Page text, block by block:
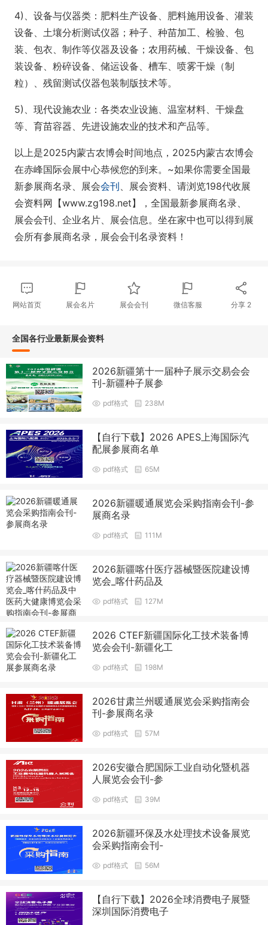
4)、设备与仪器类：肥料生产设备、肥料施用设备、灌装
设备、土壤分析测试仪器；种子、种苗加工、检验、包
装、包衣、制作等仪器及设备；农用药械、干燥设备、包
装设备、粉碎设备、储运设备、槽车、喷雾干燥（制
粒）、残留测试仪器包装制版技术等。
5)、现代设施农业：各类农业设施、温室材料、干燥盘
等、育苗容器、先进设施农业的技术和产品等。
以上是2025内蒙古农博会时间地点，2025内蒙古农博会
在赤峰国际会展中心恭候您的到来。~如果你需要全国最
新参展商名录、展会会刊、展会资料、请浏览198代收展
会资料网【www.zg198.net】，全国最新参展商名录、
展会会刊、企业名片、展会信息。坐在家中也可以得到展
会所有参展商名录，展会会刊名录资料！
网站首页 展会名片 展会会刊 微信客服 分享 2
全国各行业最新展会资料
2026新疆第十一届种子展示交易会会
刊-新疆种子展参
pdf格式 238M
【自行下载】2026 APES上海国际汽
配展参展商名单
pdf格式 65M
2026新疆暖通展览会采购指南会刊-参
展商名录
pdf格式 111M
2026新疆喀什医疗器械暨医院建设博
览会_喀什药品及
pdf格式 127M
2026 CTEF新疆国际化工技术装备博
览会会刊-新疆化工
pdf格式 198M
2026甘肃兰州暖通展览会采购指南会
刊-参展商名录
pdf格式 57M
2026安徽合肥国际工业自动化暨机器
人展览会会刊-参
pdf格式 39M
2026新疆环保及水处理技术设备展览
会采购指南会刊-
pdf格式 56M
【自行下载】2026全球消费电子展暨
深圳国际消费电子